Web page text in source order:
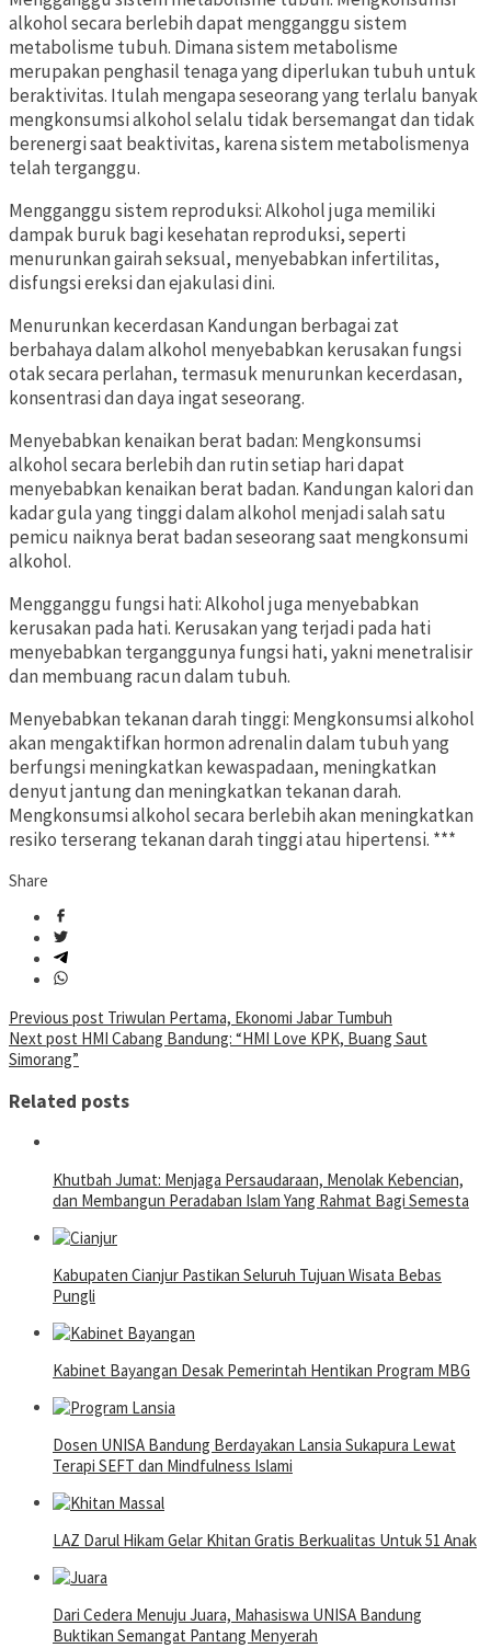
alkohol secara berlebih dapat mengganggu sistem
metabolisme tubuh. Dimana sistem metabolisme
merupakan penghasil tenaga yang diperlukan tubuh untuk
beraktivitas. Itulah mengapa seseorang yang terlalu banyak
mengkonsumsi alkohol selalu tidak bersemangat dan tidak
berenergi saat beaktivitas, karena sistem metabolismenya
telah terganggu.
Mengganggu sistem reproduksi: Alkohol juga memiliki
dampak buruk bagi kesehatan reproduksi, seperti
menurunkan gairah seksual, menyebabkan infertilitas,
disfungsi ereksi dan ejakulasi dini.
Menurunkan kecerdasan Kandungan berbagai zat
berbahaya dalam alkohol menyebabkan kerusakan fungsi
otak secara perlahan, termasuk menurunkan kecerdasan,
konsentrasi dan daya ingat seseorang.
Menyebabkan kenaikan berat badan: Mengkonsumsi
alkohol secara berlebih dan rutin setiap hari dapat
menyebabkan kenaikan berat badan. Kandungan kalori dan
kadar gula yang tinggi dalam alkohol menjadi salah satu
pemicu naiknya berat badan seseorang saat mengkonsumi
alkohol.
Mengganggu fungsi hati: Alkohol juga menyebabkan
kerusakan pada hati. Kerusakan yang terjadi pada hati
menyebabkan terganggunya fungsi hati, yakni menetralisir
dan membuang racun dalam tubuh.
Menyebabkan tekanan darah tinggi: Mengkonsumsi alkohol
akan mengaktifkan hormon adrenalin dalam tubuh yang
berfungsi meningkatkan kewaspadaan, meningkatkan
denyut jantung dan meningkatkan tekanan darah.
Mengkonsumsi alkohol secara berlebih akan meningkatkan
resiko terserang tekanan darah tinggi atau hipertensi. ***
Share
Post
navigation
Previous post Triwulan Pertama, Ekonomi Jabar Tumbuh
Next post HMI Cabang Bandung: “HMI Love KPK, Buang Saut
Simorang”
Related posts
Khutbah Jumat: Menjaga Persaudaraan, Menolak Kebencian,
dan Membangun Peradaban Islam Yang Rahmat Bagi Semesta
Kabupaten Cianjur Pastikan Seluruh Tujuan Wisata Bebas
Pungli
Kabinet Bayangan Desak Pemerintah Hentikan Program MBG
Dosen UNISA Bandung Berdayakan Lansia Sukapura Lewat
Terapi SEFT dan Mindfulness Islami
LAZ Darul Hikam Gelar Khitan Gratis Berkualitas Untuk 51 Anak
Dari Cedera Menuju Juara, Mahasiswa UNISA Bandung
Buktikan Semangat Pantang Menyerah